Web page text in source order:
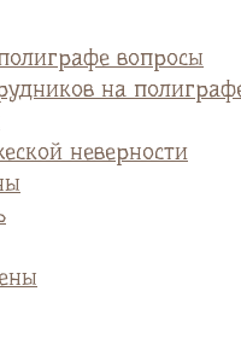
вопросы
на
неверности